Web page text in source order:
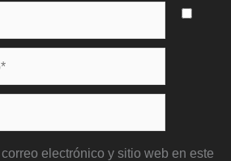
electrónico y sitio web en este